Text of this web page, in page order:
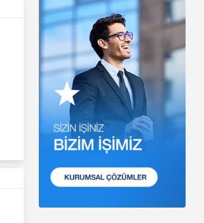
mevzuatta öngörülen
genel ilke ve hükümlere
uygun olarak
işlenecektir. Bu
kapsamda, MASTERTURK
FRANCHİSİNG
GAYRİMENKUL SATIŞ VE
PAZARLAMA A.Ş. ; KVKK
ile ilgili uluslararası ve
ulusal mevzuata uygun
olarak kişisel verilerin
işlenmesinde aşağıda
sıralanan ilkelere uygun
hareket etmektedir.
1. Hukuka ve Dürüstlük
Kuralına Uygun Kişisel